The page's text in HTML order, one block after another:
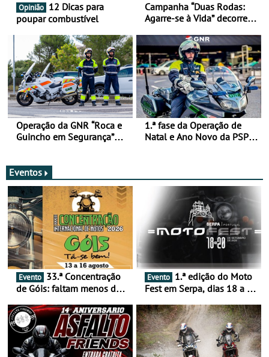
Opinião
poupar combustível
Campanha “Duas Rodas:
Agarre-se à Vida” decorre
Operação da GNR “Roca e
Guincho em Segurança”
1.ª fase da Operação de
Natal e Ano Novo da PSP e
Eventos
Evento
de Góis: faltam menos de
16 de agosto
Evento
Fest em Serpa, dias 18 a 20
duas rodas invade o Baixo
Alentejo